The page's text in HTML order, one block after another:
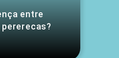
entre